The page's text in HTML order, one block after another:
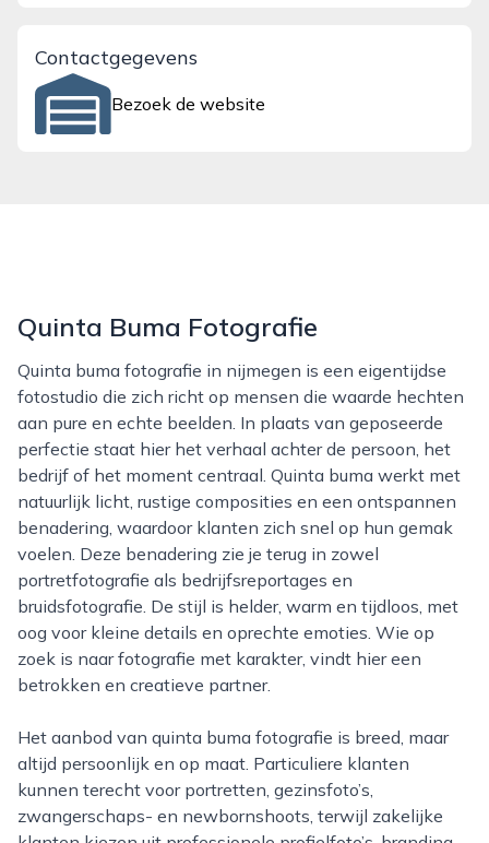
Contactgegevens
Bezoek de website
Quinta Buma Fotografie
Quinta buma fotografie in nijmegen is een eigentijdse
fotostudio die zich richt op mensen die waarde hechten
aan pure en echte beelden. In plaats van geposeerde
perfectie staat hier het verhaal achter de persoon, het
bedrijf of het moment centraal. Quinta buma werkt met
natuurlijk licht, rustige composities en een ontspannen
benadering, waardoor klanten zich snel op hun gemak
voelen. Deze benadering zie je terug in zowel
portretfotografie als bedrijfsreportages en
bruidsfotografie. De stijl is helder, warm en tijdloos, met
oog voor kleine details en oprechte emoties. Wie op
zoek is naar fotografie met karakter, vindt hier een
betrokken en creatieve partner.
Het aanbod van quinta buma fotografie is breed, maar
altijd persoonlijk en op maat. Particuliere klanten
kunnen terecht voor portretten, gezinsfoto’s,
zwangerschaps- en newbornshoots, terwijl zakelijke